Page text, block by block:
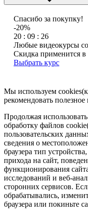
Спасибо за покупку!
-20%
20 : 09 : 26
Любые видеокурсы
Скидка применится в
Выбрать курс
Мы используем
рекомендовать полезное
Продолжая использовать
обработку файлов
пользовательских
сведения о
браузера тип
прихода на сайт,
функционирования
исследований и веб-
сторонних сервисов.
обрабатывались,
браузера или покиньте